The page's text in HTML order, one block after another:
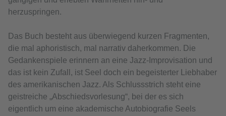
herzuspringen.
Das Buch besteht aus überwiegend kurzen Fragmenten,
die mal aphoristisch, mal narrativ daherkommen. Die
Gedankenspiele erinnern an eine Jazz-Improvisation und
das ist kein Zufall, ist Seel doch ein begeisterter Liebhaber
des amerikanischen Jazz. Als Schlussstrich steht eine
geistreiche „Abschiedsvorlesung“, bei der es sich
eigentlich um eine akademische Autobiografie Seels